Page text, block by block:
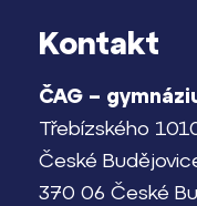
Kontakt
ČAG –
Třebízského
České
370 06 České